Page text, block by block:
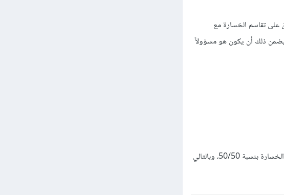
على تقاسم الخسارة مع
تتفقان عليها، وسيضمن ذلك أن يكون هو مسؤولاً
إن تكبد العمل خسارة قدرها 10000 جنيه مصري في شهر واحد، فستقسم أنت وهو الخسارة بنسبة 50/50، وبالتالي